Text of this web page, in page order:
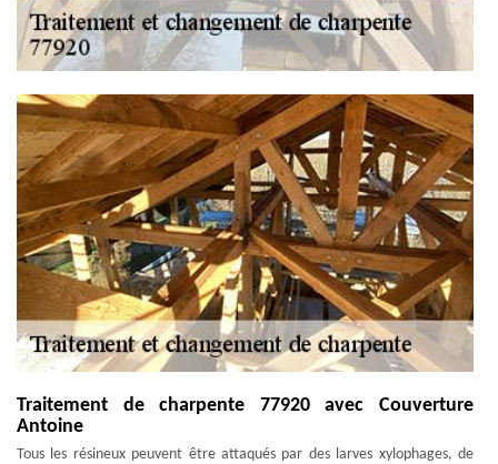
Traitement de charpente 77920 avec Couverture
Antoine
Tous les résineux peuvent être attaqués par des larves xylophages, de